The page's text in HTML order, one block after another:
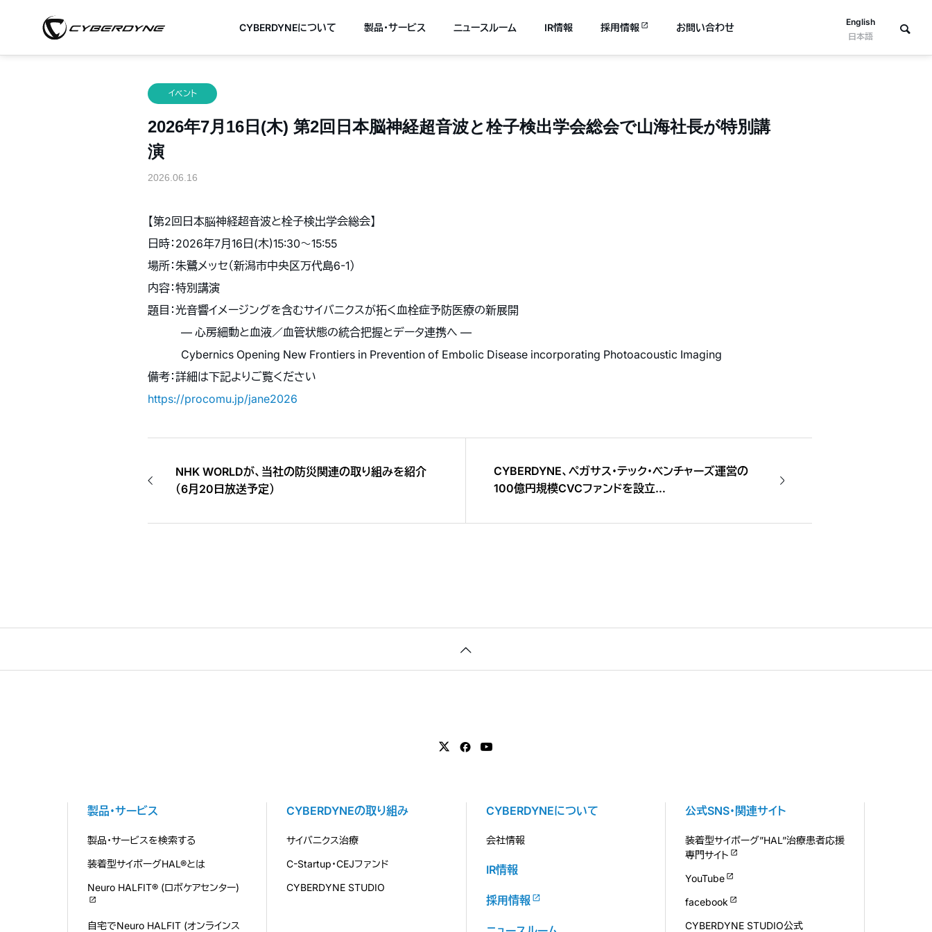
English
日本語
CYBERDYNEについて 製品・サービス ニュースルーム IR情報 採用情報 お問い合わせ
イベント
2026年7月16日(木) 第2回日本脳神経超音波と栓子検出学会総会で山海社長が特別講
演
2026.06.16
【第2回日本脳神経超音波と栓子検出学会総会】
日時：2026年7月16日(木)15:30〜15:55
場所：朱鷺メッセ（新潟市中央区万代島6-1）
内容：特別講演
題目：光音響イメージングを含むサイバニクスが拓く血栓症予防医療の新展開
― 心房細動と血液／血管状態の統合把握とデータ連携へ ―
Cybernics Opening New Frontiers in Prevention of Embolic Disease incorporating Photoacoustic Imaging
備考：詳細は下記よりご覧ください
https://procomu.jp/jane2026
NHK WORLDが、当社の防災関連の取り組みを紹介
（6月20日放送予定）
CYBERDYNE、ペガサス・テック・ベンチャーズ運営の
100億円規模CVCファンドを設立
加速に向け、グローバルスタートアップとの共創を推
製品・サービス
製品・サービスを検索する
装着型サイボーグHAL®とは
Neuro HALFIT® (ロボケアセンター)
自宅でNeuro HALFIT (オンラインス
CYBERDYNEの取り組み
サイバニクス治療
C-Startup・CEJファンド
CYBERDYNE STUDIO
CYBERDYNEについて
会社情報
IR情報
採用情報
公式SNS・関連サイト
装着型サイボーグ”HAL”治療患者応援
専門サイト
YouTube
facebook
CYBERDYNE STUDIO公式